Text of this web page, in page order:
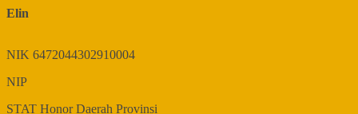
Elin
NIK 6472044302910004
NIP
STAT Honor Daerah Provinsi